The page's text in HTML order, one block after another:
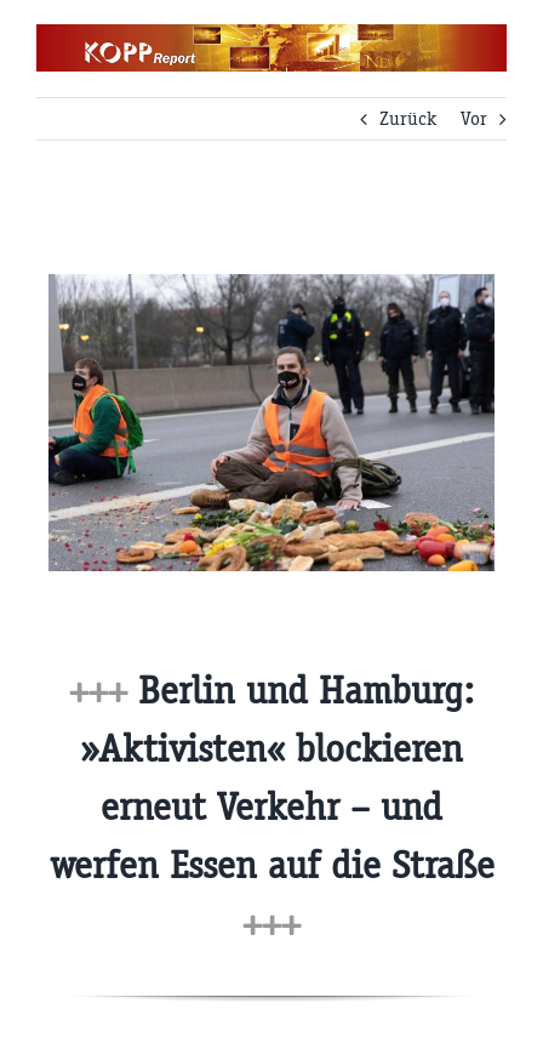
Zurück
Vor
+++Berlin und Hamburg:
»Aktivisten« blockieren
erneut Verkehr – und
werfen Essen auf die Straße
+++